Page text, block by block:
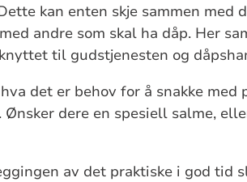
kan enten skje sammen med
andre som skal ha dåp. Her
til gudstjenesten og
det er behov for å snakke
Ønsker dere en spesiell salme,
av det praktiske i god tid